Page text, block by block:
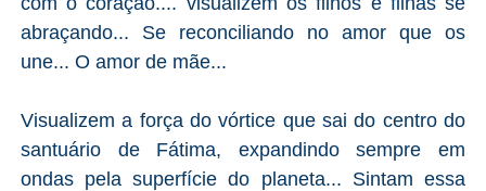
abraçando... Se reconciliando no amor que os
une... O amor de mãe...
Visualizem a força do vórtice que sai do centro do
santuário de Fátima, expandindo sempre em
ondas pela superfície do planeta... Sintam essa